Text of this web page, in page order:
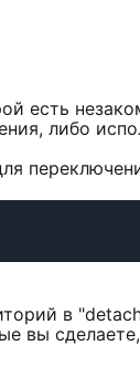
есть
либо
в
вы